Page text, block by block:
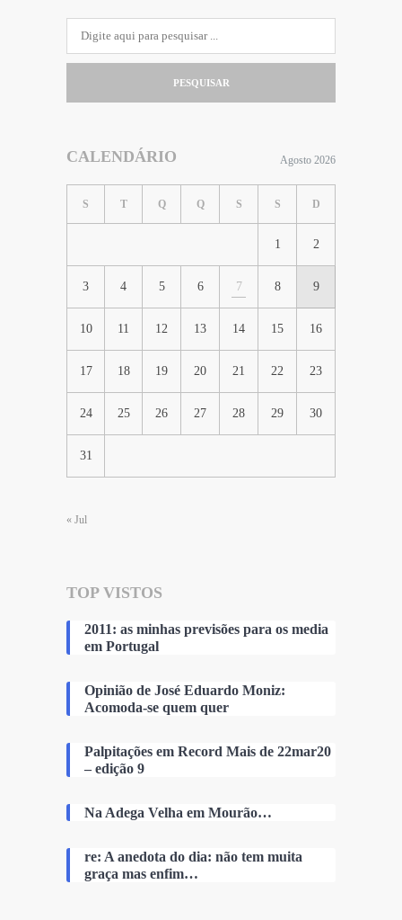
PESQUISAR
CALENDÁRIO Agosto 2026
S T Q Q S S D
1 2
3 4 5 6 7 8 9
10 11 12 13 14 15 16
17 18 19 20 21 22 23
24 25 26 27 28 29 30
31
« Jul
TOP VISTOS
2011: as minhas previsões para os media
em Portugal
Opinião de José Eduardo Moniz:
Acomoda-se quem quer
Palpitações em Record Mais de 22mar20
– edição 9
Na Adega Velha em Mourão…
re: A anedota do dia: não tem muita
graça mas enfim…